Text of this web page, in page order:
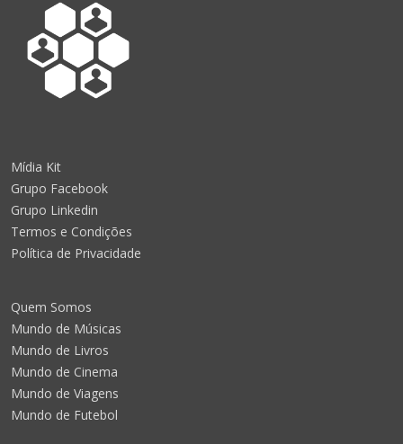
Mídia Kit
Grupo Facebook
Grupo Linkedin
Termos e Condições
Política de Privacidade
Quem Somos
Mundo de Músicas
Mundo de Livros
Mundo de Cinema
Mundo de Viagens
Mundo de Futebol